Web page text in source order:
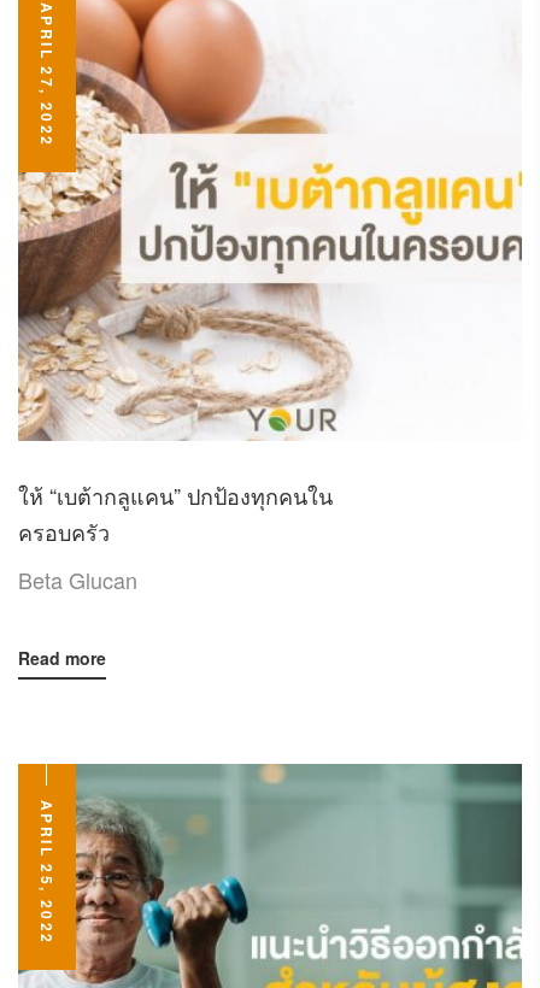
APRIL 27, 2022
ให้ “เบต้ากลูแคน” ปกป้องทุกคนใน
ครอบครัว
Beta Glucan
Read more
APRIL 25, 2022